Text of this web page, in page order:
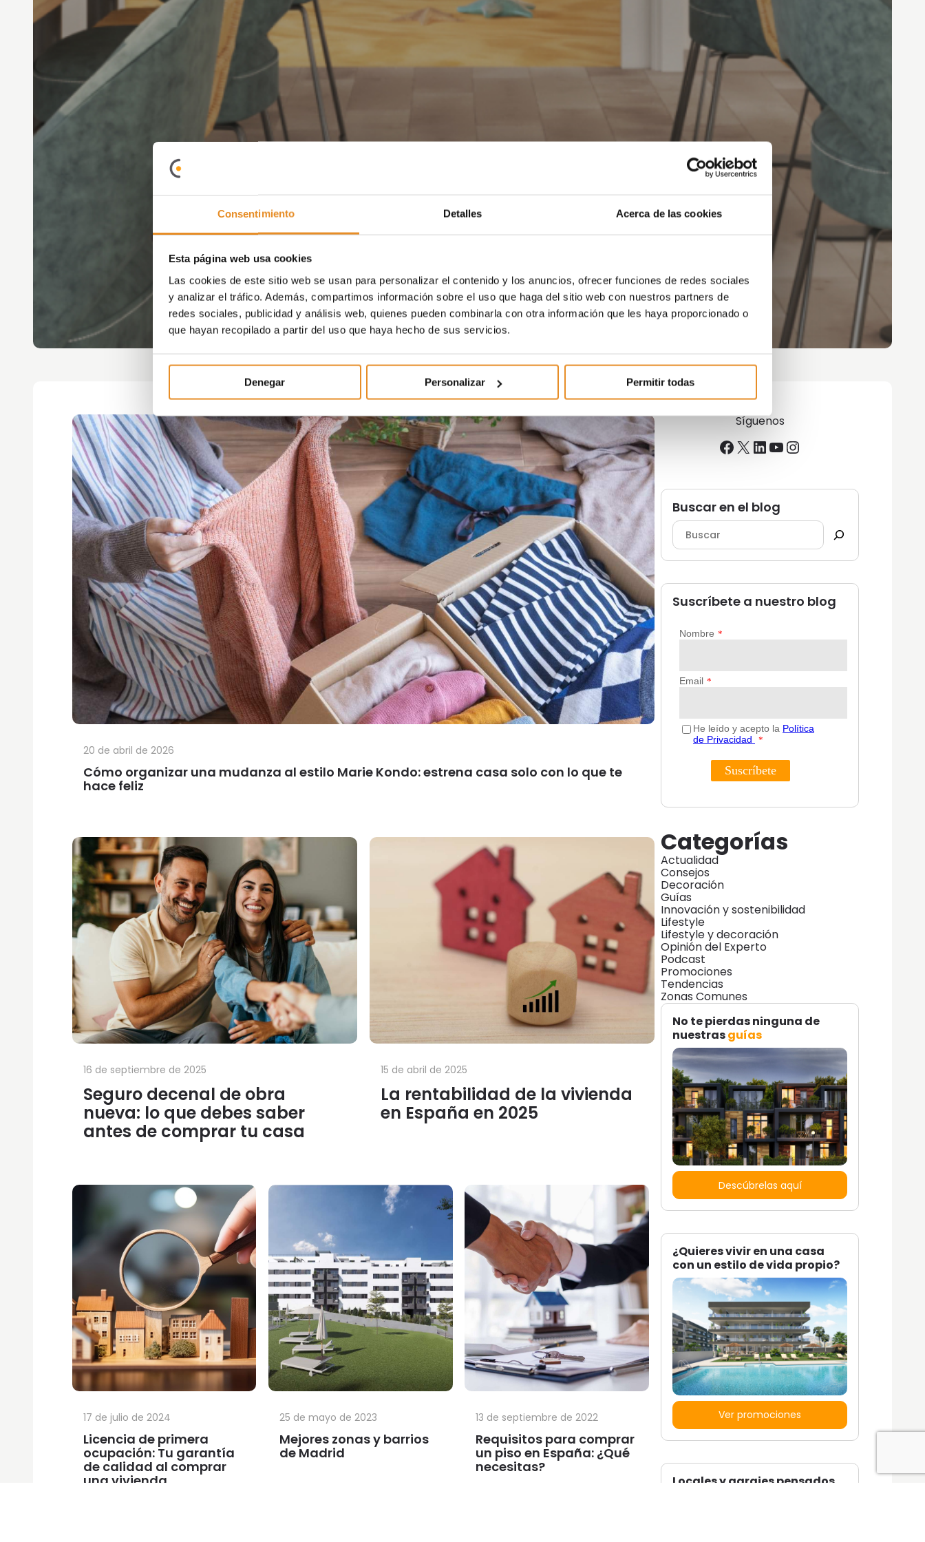
Consentimiento Detalles Acerca de las cookies
Esta página web usa cookies
Las cookies de este sitio web se usan para personalizar el contenido y los anuncios, ofrecer funciones de redes sociales
y analizar el tráfico. Además, compartimos información sobre el uso que haga del sitio web con nuestros partners de
redes sociales, publicidad y análisis web, quienes pueden combinarla con otra información que les haya proporcionado o
que hayan recopilado a partir del uso que haya hecho de sus servicios.
Denegar Personalizar Permitir todas
Cómo organizar una mudanza al estilo Marie Kondo: estrena casa solo con lo que te
hace feliz
20 de abril de 2026
Seguro decenal de obra
nueva: lo que debes saber
antes de comprar tu casa
16 de septiembre de 2025
La rentabilidad de la vivienda
en España en 2025
15 de abril de 2025
Licencia de primera
ocupación: Tu garantía
de calidad al comprar
una vivienda
17 de julio de 2024
Mejores zonas y barrios
de Madrid
25 de mayo de 2023
Requisitos para comprar
un piso en España: ¿Qué
necesitas?
13 de septiembre de 2022
Síguenos
Facebook
X LinkedIn
YouTube
Instagram
Buscar en el blog
Suscríbete a nuestro blog
Categorías
Actualidad
Consejos
Decoración
Guías
Innovación y sostenibilidad
Lifestyle
Lifestyle y decoración
Opinión del Experto
Podcast
Promociones
Tendencias
Zonas Comunes
No te pierdas ninguna de
nuestrasguías
Descúbrelas aquí
¿Quieres vivir en una casa
con un estilo de vida propio?
Ver promociones
Locales y garajes pensados